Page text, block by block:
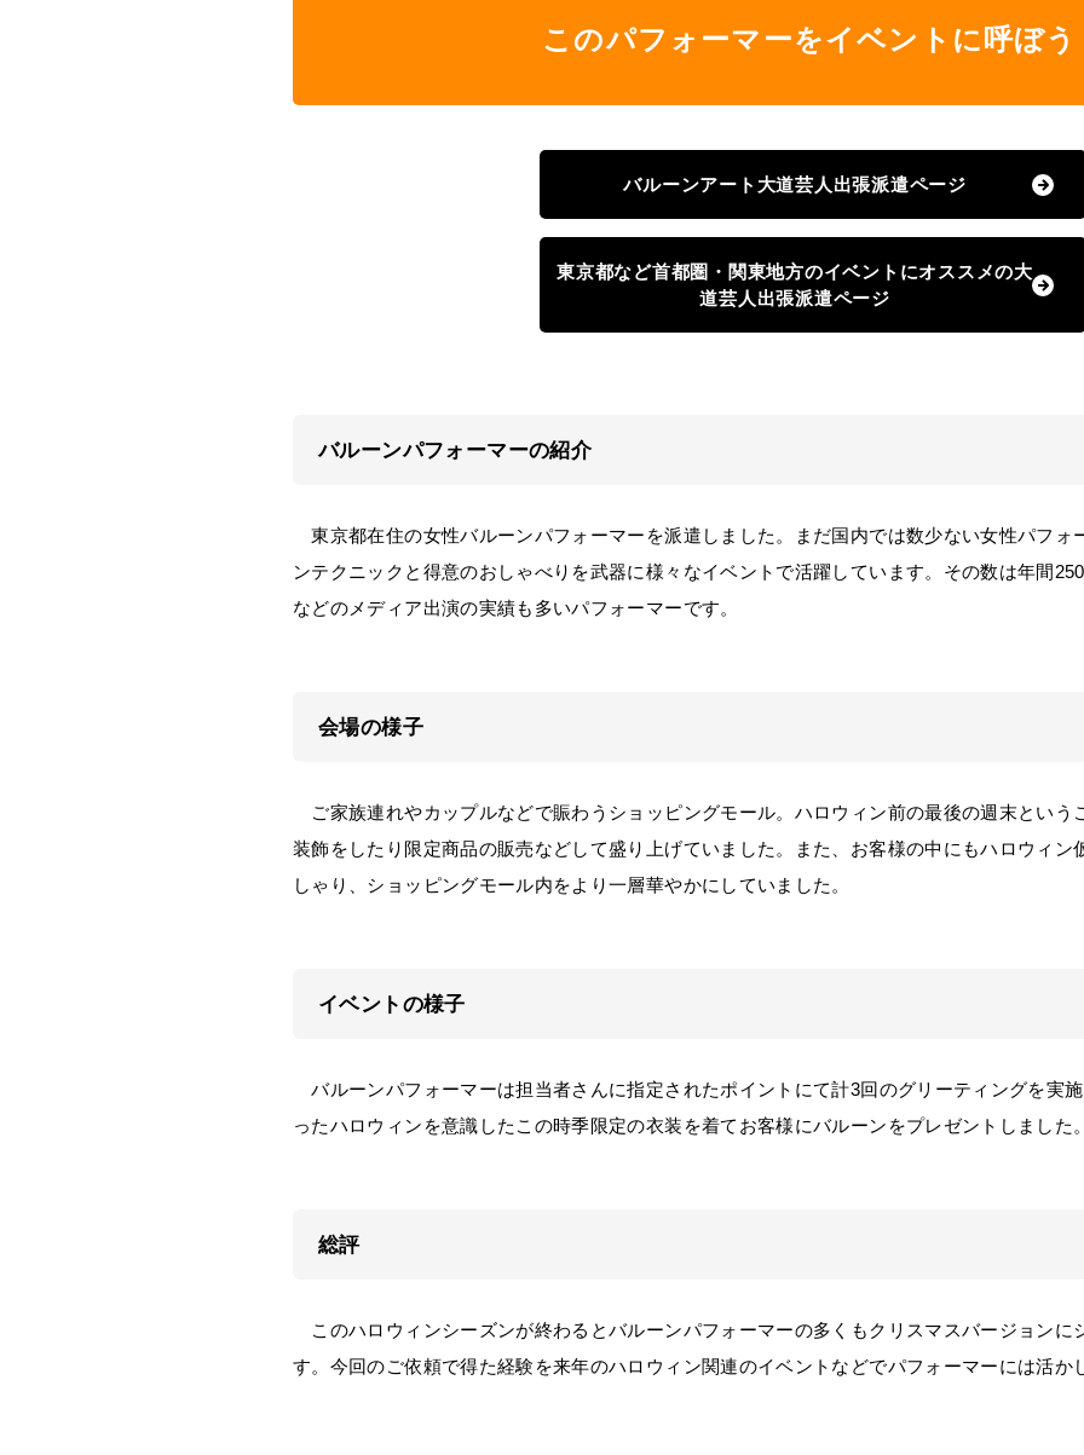
このパフォーマーをイベントに呼ぼう
バルーンアート大道芸人出張派遣ページ
東京都など首都圏・関東地方のイベントにオススメの大
道芸人出張派遣ページ
バルーンパフォーマーの紹介
東京都在住の女性バルーンパフォーマーを派遣しました。まだ国内では数少ない女性パフォ
ンテクニックと得意のおしゃべりを武器に様々なイベントで活躍しています。その数は年間
などのメディア出演の実績も多いパフォーマーです。
会場の様子
ご家族連れやカップルなどで賑わうショッピングモール。ハロウィン前の最後の週末という
装飾をしたり限定商品の販売などして盛り上げていました。また、お客様の中にもハロウィン
しゃり、ショッピングモール内をより一層華やかにしていました。
イベントの様子
バルーンパフォーマーは担当者さんに指定されたポイントにて計3回のグリーティングを実
ったハロウィンを意識したこの時季限定の衣装を着てお客様にバルーンをプレゼントしました
総評
このハロウィンシーズンが終わるとバルーンパフォーマーの多くもクリスマスバージョンに
す。今回のご依頼で得た経験を来年のハロウィン関連のイベントなどでパフォーマーには活か